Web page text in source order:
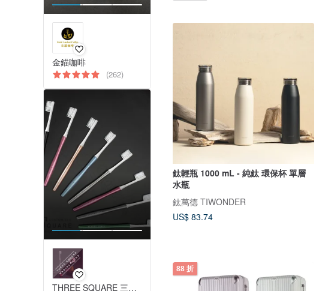
金錨咖啡
(262)
THREE SQUARE 三方字 減塑牙刷 氣墊拖鞋
鈦輕瓶 1000 mL - 純鈦 環保杯 單層
水瓶
鈦萬德 TIWONDER
US$ 83.74
88 折